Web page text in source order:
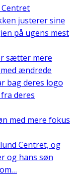
justerer sine
på ugens mest
med mere fokus
Centret, og
og hans søn